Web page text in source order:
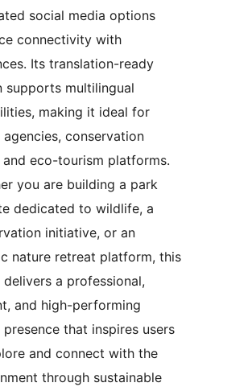
social media options
connectivity with
Its translation-ready
supports multilingual
making it ideal for
conservation
and eco-tourism platforms.
you are building a park
dedicated to wildlife, a
initiative, or an
nature retreat platform, this
delivers a professional,
and high-performing
that inspires users
and connect with the
through sustainable